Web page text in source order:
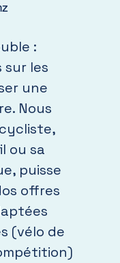
:
les
une
Nous
ou sa
puisse
offres
(vélo de